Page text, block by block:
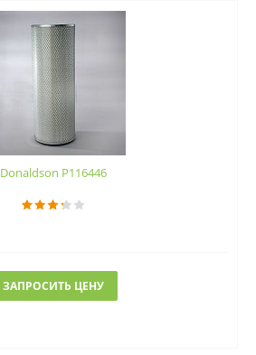
Donaldson P116446
ЗАПРОСИТЬ ЦЕНУ